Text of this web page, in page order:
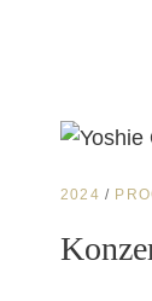
CAT
2024 /